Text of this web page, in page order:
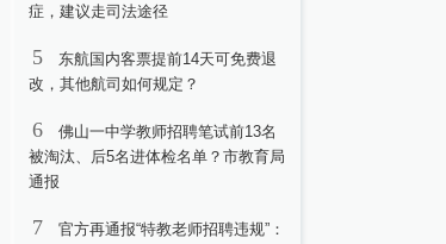
症，建议走司法途径
5
东航国内客票提前14天可免费退
改，其他航司如何规定？
6
佛山一中学教师招聘笔试前13名
被淘汰、后5名进体检名单？市教育局
通报
7
官方再通报“特教老师招聘违规”：